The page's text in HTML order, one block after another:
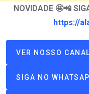
NOVIDADE 🤩📲
https://
VER NOSSO
SIGA NO